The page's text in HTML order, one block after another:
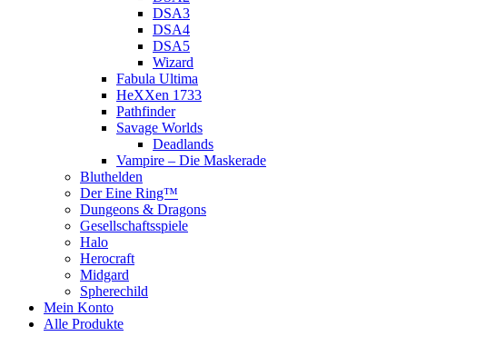
DSA3
DSA4
DSA5
Wizard
Fabula Ultima
HeXXen 1733
Pathfinder
Savage Worlds
Deadlands
Vampire – Die Maskerade
Bluthelden
Der Eine Ring™
Dungeons & Dragons
Gesellschaftsspiele
Halo
Herocraft
Midgard
Spherechild
Mein Konto
Alle Produkte